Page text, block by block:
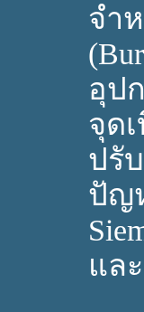
จำ
อุป
จุด
ปรั
ปัญ
แล